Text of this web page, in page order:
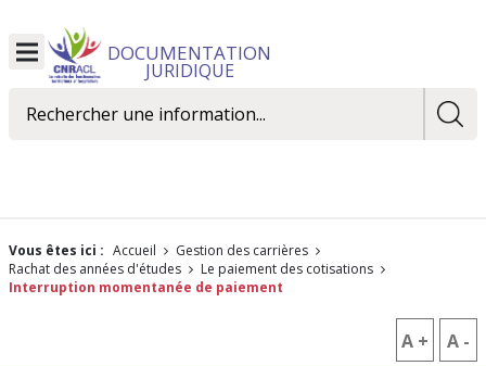
Ouvrir DOCUMENTATION
JURIDIQUE
Vous êtes ici : Accueil
Gestion des carrières
Rachat des années d'études
le paiement des cotisations
Interruption momentanée de paiement
A + A -